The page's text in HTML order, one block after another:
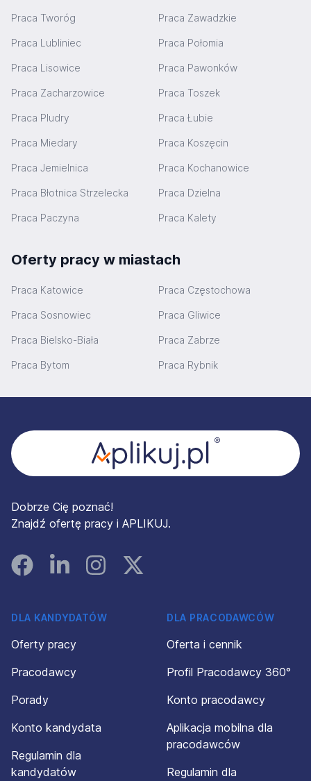
Praca Tworóg Praca Zawadzkie
Praca Lubliniec Praca Połomia
Praca Lisowice Praca Pawonków
Praca Zacharzowice Praca Toszek
Praca Pludry Praca Łubie
Praca Miedary Praca Koszęcin
Praca Jemielnica Praca Kochanowice
Praca Błotnica Strzelecka Praca Dzielna
Praca Paczyna Praca Kalety
Oferty pracy w miastach
Praca Katowice Praca Częstochowa
Praca Sosnowiec Praca Gliwice
Praca Bielsko-Biała Praca Zabrze
Praca Bytom Praca Rybnik
Dobrze Cię poznać!
Znajdź ofertę pracy i APLIKUJ.
FacebookLinked InInstagramInstagram
DLA KANDYDATÓW
Oferty pracy
Pracodawcy
Porady
Konto kandydata
Regulamin dla
kandydatów
DLA PRACODAWCÓW
Oferta i cennik
Profil Pracodawcy 360°
Konto pracodawcy
Aplikacja mobilna dla
pracodawców
Regulamin dla